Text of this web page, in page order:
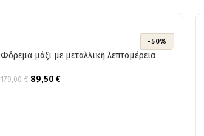
-50%
Φόρεμα μάξι με μεταλλική λεπτομέρεια
179,00€ 89,50 €